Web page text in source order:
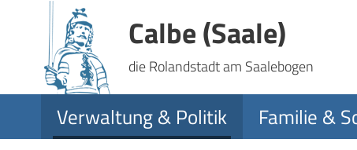
Calbe (Saale)
die Rolandstadt am Saalebogen
Verwaltung & Politik Familie &